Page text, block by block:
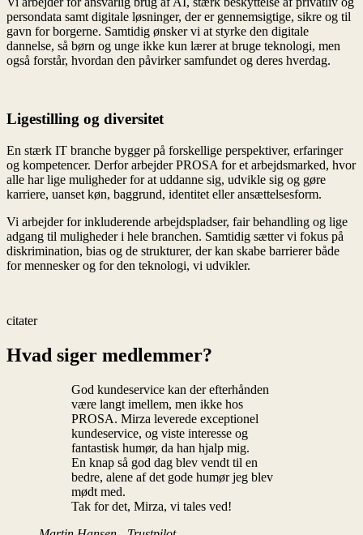
God kundeservice kan der efterhånden
være langt imellem, men ikke hos
PROSA. Mirza leverede exceptionel
kundeservice, og viste interesse og
fantastisk humør, da han hjalp mig.
En knap så god dag blev vendt til en
bedre, alene af det gode humør jeg blev
mødt med.
Tak for det, Mirza, vi tales ved!